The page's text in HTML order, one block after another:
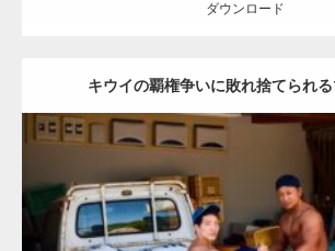
ダウンロード
キウイの覇権争いに敗れ捨てられ
Update: 2023.02.11
Category:キウイ農家のマッチョ その他